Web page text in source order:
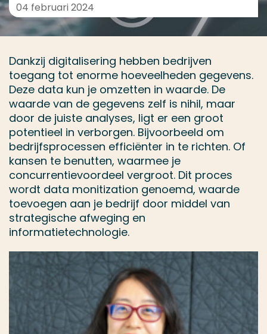
04 februari 2024
Dankzij digitalisering hebben bedrijven
toegang tot enorme hoeveelheden gegevens.
Deze data kun je omzetten in waarde. De
waarde van de gegevens zelf is nihil, maar
door de juiste analyses, ligt er een groot
potentieel in verborgen. Bijvoorbeeld om
bedrijfsprocessen efficiënter in te richten. Of
kansen te benutten, waarmee je
concurrentievoordeel vergroot. Dit proces
wordt data monitization genoemd, waarde
toevoegen aan je bedrijf door middel van
strategische afweging en
informatietechnologie.